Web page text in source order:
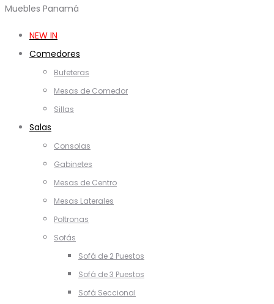
Muebles Panamá
NEW IN
Comedores
Bufeteras
Mesas de Comedor
Sillas
Salas
Consolas
Gabinetes
Mesas de Centro
Mesas Laterales
Poltronas
Sofás
Sofá de 2 Puestos
Sofá de 3 Puestos
Sofá Seccional